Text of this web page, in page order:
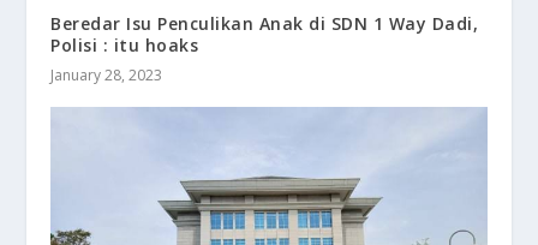
Beredar Isu Penculikan Anak di SDN 1 Way Dadi,
Polisi : itu hoaks
January 28, 2023